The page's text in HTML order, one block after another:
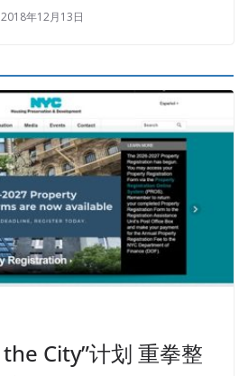
2018年12月13日
City”计划 重拳整